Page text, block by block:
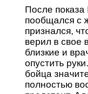
После
пообщался с
признался,
верил в свое
близкие и
опустить
бойца
полностью